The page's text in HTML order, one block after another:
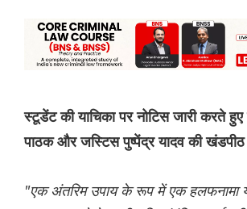
स्टूडेंट की याचिका पर नोटिस जारी करते
पाठक और जस्टिस पुष्पेंद्र यादव की खंडपीठ
"एक अंतरिम उपाय के रूप में एक हलफनामा